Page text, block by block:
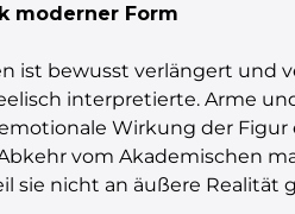
moderner Form
ist bewusst verlängert
interpretierte. Arme
Wirkung der Figur
vom Akademischen
sie nicht an äußere Realität